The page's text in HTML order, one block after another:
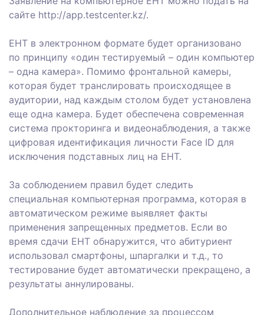
сайте http://app.testcenter.kz/.
ЕНТ в электронном формате будет организовано
по принципу «один тестируемый – один компьютер
– одна камера». Помимо фронтальной камеры,
которая будет транслировать происходящее в
аудитории, над каждым столом будет установлена
еще одна камера. Будет обеспечена современная
система прокторинга и видеонаблюдения, а также
цифровая идентификация личности Face ID для
исключения подставных лиц на ЕНТ.
За соблюдением правил будет следить
специальная компьютерная программа, которая в
автоматическом режиме выявляет факты
применения запрещенных предметов. Если во
время сдачи ЕНТ обнаружится, что абитуриент
использовал смартфоны, шпаргалки и т.д., то
тестирование будет автоматически прекращено, а
результаты аннулированы.
Дополнительное наблюдение за процессом